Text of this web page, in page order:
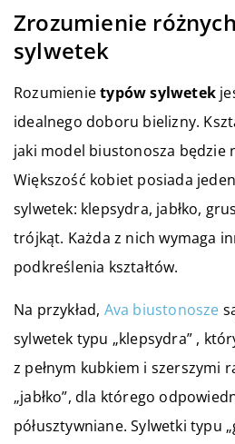
Zrozumienie
sylwetek
Rozumienietypów sylwetek
idealnego doboru bielizny.
jaki model biustonosza będzie
Większość kobiet posiada
sylwetek: klepsydra, jabłko,
trójkąt. Każda z nich wymaga
podkreślenia kształtów.
Na przykład, Ava biustonosze
sylwetek typu „klepsydra” ,
z pełnym kubkiem i szerszymi
„jabłko”, dla którego
półusztywniane. Sylwetki typu